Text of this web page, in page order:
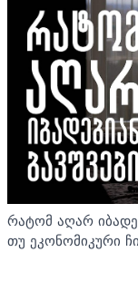
რატომ აღარ
თუ ეკონომიკური